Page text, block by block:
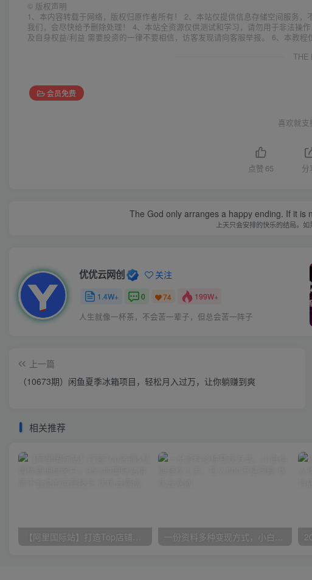
© 版权声明
1、本内容转载于网络，版权归原作者所有！ 2、本站仅提供信息存储空间服务
我们，会尽快给予删除处理！ 4、本站全资源仅供测试和学习，请勿用于非法操
及自身权益/利益 需要投资的一律不要相信，访客发现请向客服举报。 6、本教
THE
会员免费
喜欢就支
点赞 65 分
The God only arranges a happy ending. If it is
上天只会安排的快乐的结局。
优优云网创 关注
1.4W+ 0 74 199W+
人生就像一杯茶，不会苦一辈子，但总会苦一阵子
上一篇
（10673期）闲鱼夏季冰箱项目，轻松月入过万，让你躺赚到爽
相关推荐
【阿里国际站】打造Top店铺&获得优质询盘客户，​95%的国际站讲师不会说的运营技巧 一份资料多种变现方式，小白也能轻松上手，日入800不是问题